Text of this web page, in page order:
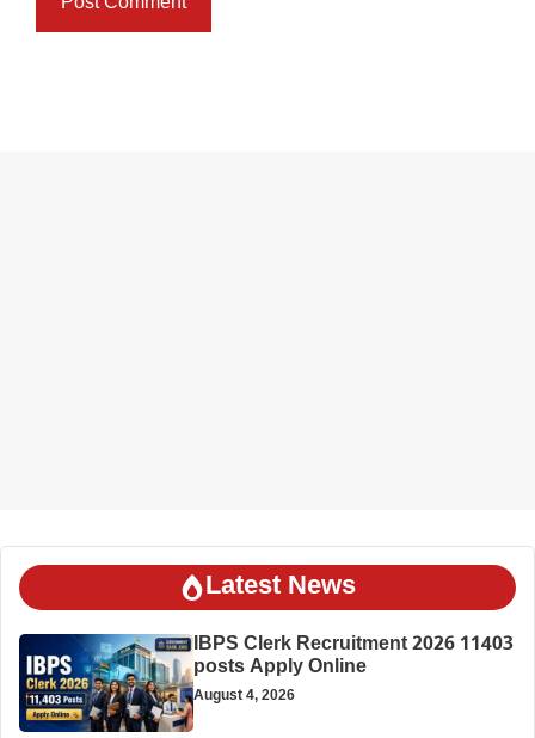
Latest News
IBPS Clerk Recruitment 2026 11403
posts Apply Online
August 4, 2026